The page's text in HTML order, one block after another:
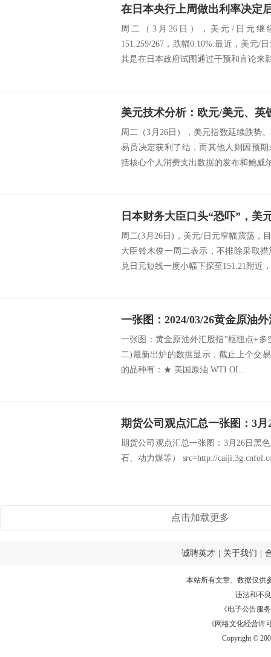
周二（3月26日），美元/日元继
151.259/267，跌幅0.10%.最近，美元/
其是在日本政府试图通过干预和言论来
周二（3月26日），美元指数延续跌势
易员决定获利了结，而其他人则因预
括核心个人消费支出数据的发布和鲍威
日本财务大臣口头“恐吓”，美
周二(3月26日)，美元/日元窄幅震荡，
大臣铃木俊一周二表示，不排除采取
兑日元短线一度小幅下探至151.21附近
一张图：黄金原油外汇股指"枢纽点+多
二)最新出炉的数据显示，截止上个交
的品种有：★ 美国原油 WTI OI...
期货公司观点汇总一张图：3月26日黑
石、动力煤等） src=http://
点击加载更多
诚聘英才 关于我们
本站所有文章、数据仅供
违法和不
《电子公告服务
《网络文化经营许
Copyright ©